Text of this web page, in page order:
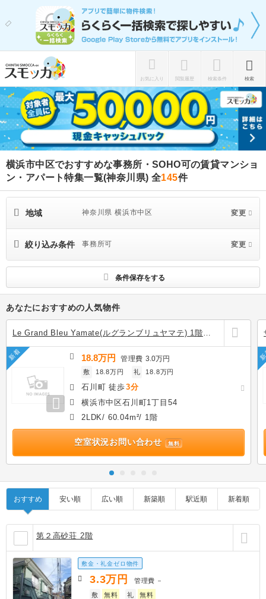
お気に入り 閲覧履歴 検索条件 検索
横浜市中区でおすすめな事務所・SOHO可の賃貸マンショ
ン・アパート特集一覧(神奈川県) 全145件
地域 神奈川県 横浜市中区 変更
絞り込み条件 事務所可 変更
条件保存をする
あなたにおすすめの人気物件
Le Grand Bleu Yamate(ルグランブリュヤマテ) 1階の
新着 18.8万円 管理費3.0万円
敷 18.8万円 礼 18.8万円
石川町 徒歩3分
横浜市中区石川町1丁目54
2LDK/ 60.04m²/ 1階
空室状況お問い合わせ 無料
おすすめ 安い順 広い順 新築順 駅近順 新着順
第２高砂荘 2階
敷金・礼金ゼロ物件
3.3万円 管理費 －
敷
無料 礼 無料